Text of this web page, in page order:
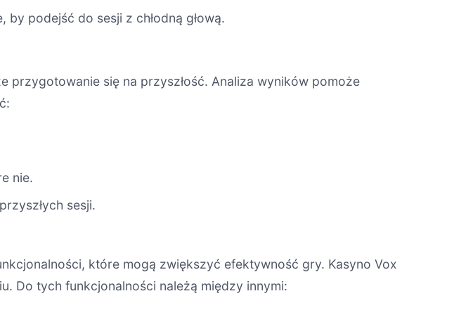
podejść do sesji z chłodną głową.
się na przyszłość. Analiza wyników pomoże
nie.
sesji.
które mogą zwiększyć efektywność gry. Kasyno Vox
Do tych funkcjonalności należą między innymi: